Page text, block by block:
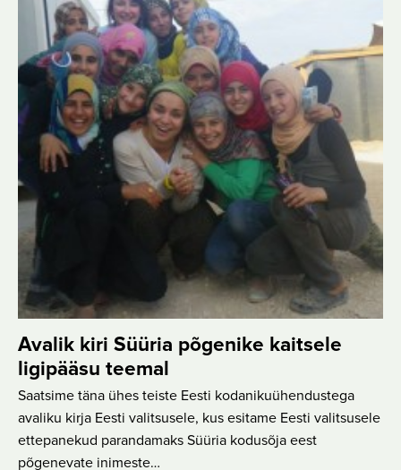
Avalik kiri Süüria põgenike kaitsele
ligipääsu teemal
Saatsime täna ühes teiste Eesti kodanikuühendustega
avaliku kirja Eesti valitsusele, kus esitame Eesti valitsusele
ettepanekud parandamaks Süüria kodusõja eest
põgenevate inimeste…